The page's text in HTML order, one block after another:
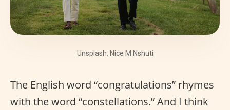
Unsplash: Nice M Nshuti
The English word “congratulations” rhymes
with the word “constellations.” And I think